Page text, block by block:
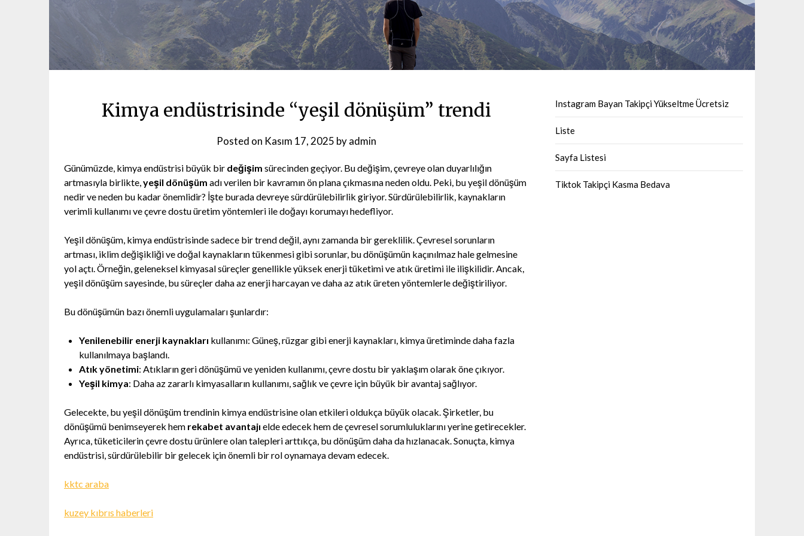
Kimya endüstrisinde “yeşil dönüşüm” trendi
Posted on Kasım 17, 2025 byadmin
Günümüzde, kimya endüstrisi büyük bir değişim sürecinden geçiyor. Bu değişim, çevreye olan duyarlılığın
artmasıyla birlikte,yeşil dönüşüm adı verilen bir kavramın ön plana çıkmasına neden oldu. Peki, bu yeşil dönüşüm
nedir ve neden bu kadar önemlidir? İşte burada devreye sürdürülebilirlik giriyor. Sürdürülebilirlik, kaynakların
verimli kullanımı ve çevre dostu üretim yöntemleri ile doğayı korumayı hedefliyor.
Yeşil dönüşüm, kimya endüstrisinde sadece bir trend değil, aynı zamanda bir gereklilik. Çevresel sorunların
artması, iklim değişikliği ve doğal kaynakların tükenmesi gibi sorunlar, bu dönüşümün kaçınılmaz hale gelmesine
yol açtı. Örneğin, geleneksel kimyasal süreçler genellikle yüksek enerji tüketimi ve atık üretimi ile ilişkilidir. Ancak,
yeşil dönüşüm sayesinde, bu süreçler daha az enerji harcayan ve daha az atık üreten yöntemlerle değiştiriliyor.
Bu dönüşümün bazı önemli uygulamaları şunlardır:
Yenilenebilir enerji kaynakları kullanımı: Güneş, rüzgar gibi enerji kaynakları, kimya üretiminde daha fazla
kullanılmaya başlandı.
Atık yönetimi: Atıkların geri dönüşümü ve yeniden kullanımı, çevre dostu bir yaklaşım olarak öne çıkıyor.
Yeşil kimya: Daha az zararlı kimyasalların kullanımı, sağlık ve çevre için büyük bir avantaj sağlıyor.
Gelecekte, bu yeşil dönüşüm trendinin kimya endüstrisine olan etkileri oldukça büyük olacak. Şirketler, bu
dönüşümü benimseyerek hem rekabet avantajı elde edecek hem de çevresel sorumluluklarını yerine getirecekler.
Ayrıca, tüketicilerin çevre dostu ürünlere olan talepleri arttıkça, bu dönüşüm daha da hızlanacak. Sonuçta, kimya
endüstrisi, sürdürülebilir bir gelecek için önemli bir rol oynamaya devam edecek.
kktc araba
kuzey kıbrıs haberleri
Instagram Bayan Takipçi Yükseltme Ücretsiz
Liste
Sayfa Listesi
Tiktok Takipçi Kasma Bedava